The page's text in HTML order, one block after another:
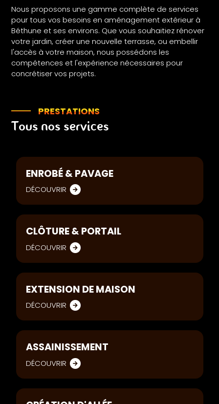
Nous proposons une gamme complète de services
pour tous vos besoins en aménagement extérieur à
Béthune et ses environs. Que vous souhaitiez rénover
votre jardin, créer une nouvelle terrasse, ou embellir
l'accès à votre maison, nous possédons les
compétences et l'expérience nécessaires pour
concrétiser vos projets.
PRESTATIONS
Tous nos services
ENROBÉ & PAVAGE
DÉCOUVRIR
CLÔTURE & PORTAIL
DÉCOUVRIR
EXTENSION DE MAISON
DÉCOUVRIR
ASSAINISSEMENT
DÉCOUVRIR